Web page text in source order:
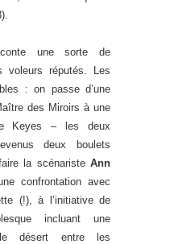
une sorte de
voleurs réputés. Les
: on passe d’une
des Miroirs à une
Keyes – les deux
deux boulets
la scénariste Ann
confrontation avec
(!), à l’initiative de
incluant une
désert entre les